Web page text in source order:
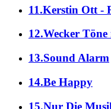
11.Kerstin Ott -
12.Wecker Töne
13.Sound Alarm
14.Be Happy
15.Nur Die